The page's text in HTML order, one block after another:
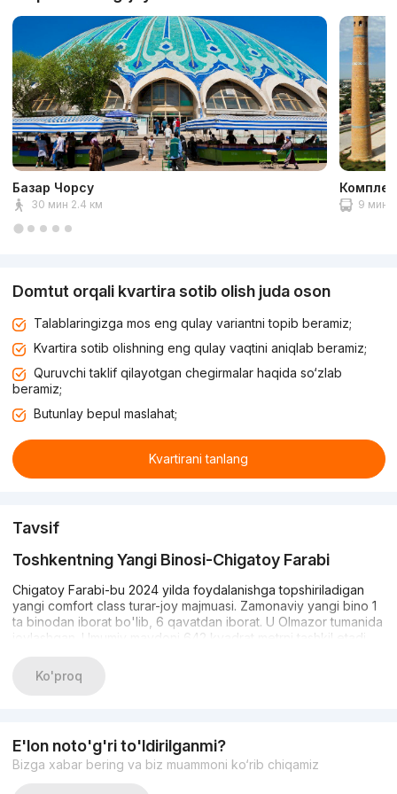
Базар Чорсу
30 мин 2.4 км 9 мин
Domtut orqali kvartira sotib olish juda oson
Talablaringizga mos eng qulay variantni topib beramiz;
Kvartira sotib olishning eng qulay vaqtini aniqlab beramiz;
Quruvchi taklif qilayotgan chegirmalar haqida so‘zlab
beramiz;
Butunlay bepul maslahat;
Kvartirani tanlang
Tavsif
Toshkentning Yangi Binosi-Chigatoy Farabi
Chigatoy Farabi-bu 2024 yilda foydalanishga topshiriladigan
yangi comfort class turar-joy majmuasi. Zamonaviy yangi bino 1
ta binodan iborat bo'lib, 6 qavatdan iborat. U Olmazor tumanida
joylashgan. Umumiy maydoni 642 kvadrat metrni tashkil etadi.
sayr qilish va dam olish uchun maydon bilan jihozlangan yaxshi
jihozlangan veranda.
Ko'proq
E'lon noto'g'ri to'ldirilganmi?
Bizga xabar bering va biz muammoni ko‘rib chiqamiz